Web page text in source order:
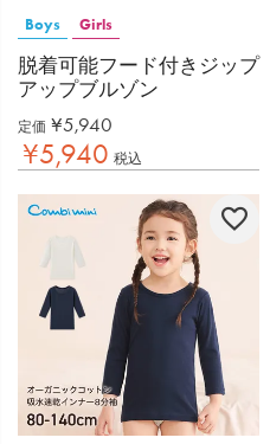
Boys Girls
脱着可能フード付きジップ
アップブルゾン
定価 ¥5,940
¥5,940 税込